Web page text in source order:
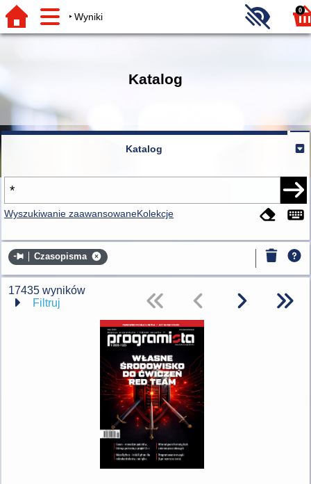
Wyniki
0
Katalog
Katalog
Wyszukiwanie zaawansowaneKolekcje
Czasopisma
17435 wyników
Filtruj